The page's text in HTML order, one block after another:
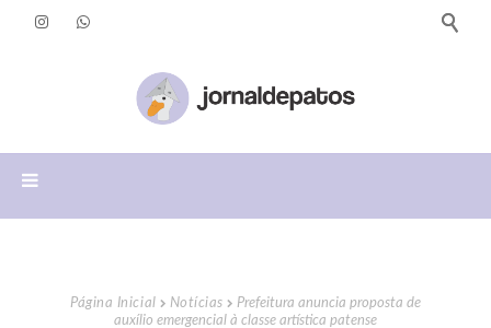
Página Inicial Notícias
Prefeitura anuncia proposta de
auxílio emergencial à classe artística patense